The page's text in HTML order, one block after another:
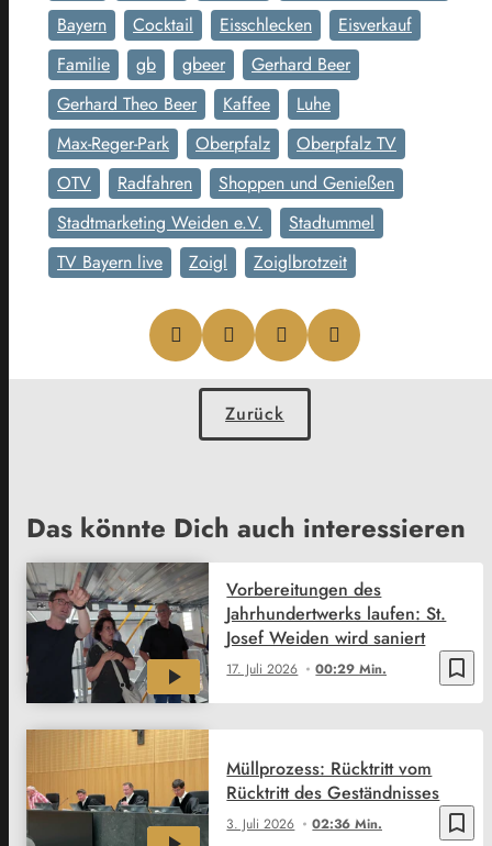
Bayern
Cocktail Eisschlecken
Eisverkauf
Familie
gb gbeer
Gerhard Beer
Gerhard Theo Beer
Kaffee
Luhe
Max-Reger-Park
Oberpfalz
Oberpfalz TV
OTV
Radfahren
Shoppen und Genießen
Stadtmarketing Weiden e.V.
Stadtummel
TV Bayern live
Zoigl Zoiglbrotzeit
Zurück
Das könnte Dich auch interessieren
bookmark_border
17. Juli 2026 00:29 Min.
Vorbereitungen des
Jahrhundertwerks laufen: St.
Josef Weiden wird saniert
bookmark_border
3. Juli 2026 02:36 Min.
Müllprozess: Rücktritt vom
Rücktritt des Geständnisses